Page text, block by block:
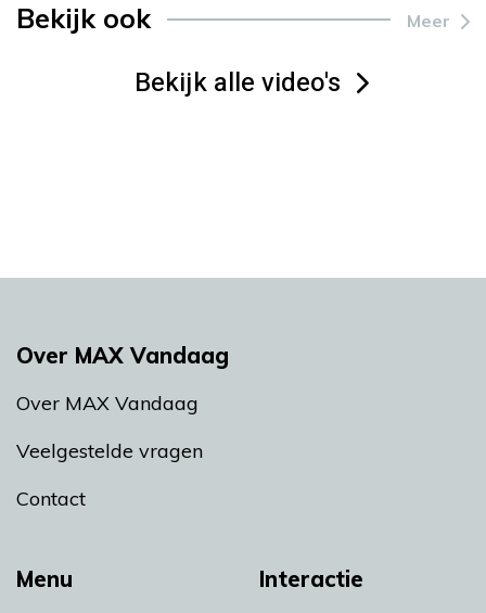
Bekijk ook Meer
Bekijk alle video's
Menu Interactie
Over MAX Vandaag
Over MAX Vandaag
Veelgestelde vragen
Contact